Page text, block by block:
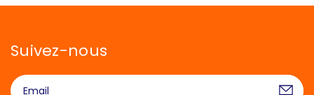
Suivez-nous